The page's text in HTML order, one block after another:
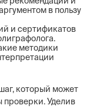
в пользу
и сертификатов
методики
который может
проверки. Уделив